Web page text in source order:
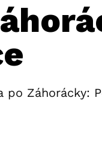
po Záhorácky: